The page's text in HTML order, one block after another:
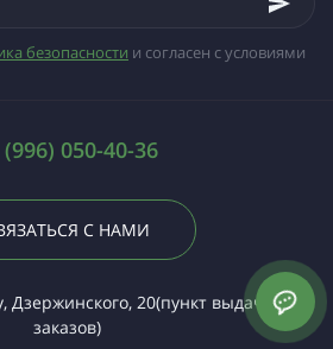
безопасности и согласен с условиями
(996) 050-40-36
С НАМИ
Дзержинского, 20(пункт выдачи
заказов)